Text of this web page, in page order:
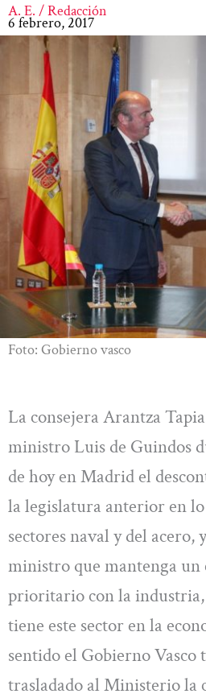
A. E. / Redacción
6 febrero, 2017
Foto: Gobierno vasco
La consejera Arantza
ministro Luis de Guindos
de hoy en Madrid el
la legislatura anterior en
sectores naval y del acero,
ministro que mantenga
prioritario con la industria,
tiene este sector en la
sentido el Gobierno Vasco
trasladado al Ministerio la